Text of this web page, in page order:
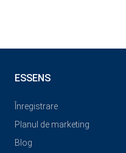
ESSENS
Înregistrare
Planul de marketing
Blog